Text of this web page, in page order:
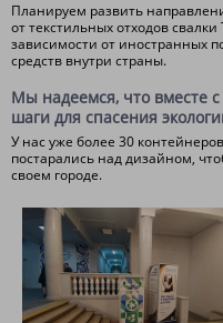
Планируем развить
от текстильных отходов
зависимости от иностранных
средств внутри страны.
Мы надеемся, что вместе
шаги для спасения
У нас уже более 30
постарались над дизайном,
своем городе.